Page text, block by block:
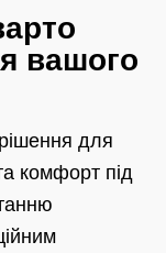
вашого
для
комфорт під